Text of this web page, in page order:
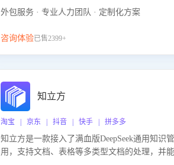
外包服务 · 专业人力团队 · 定制化方案
咨询体验已售2399+
知立方
淘宝 | 京东 | 抖音 | 快手 | 拼多多
知立方是一款接入了满血版DeepSeek通用知识
用，支持文档、表格等多类型文档的处理，并